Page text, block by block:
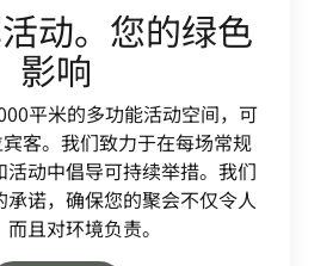
动。您的绿色
影响
平米的多功能活动空间，可
客。我们致力于在每场常规
活动中倡导可持续举措。我们
诺，确保您的聚会不仅令人
且对环境负责。